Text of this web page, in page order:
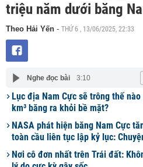
triệu năm dưới băng
Theo Hải Yến - THỨ 6 , 13/06/2025, 22:33
Nghe đọc bài 3:10
Lục địa Nam Cực sẽ trông thế
km³ băng ra khỏi bề mặt?
NASA phát hiện băng Nam Cực
toàn cầu liên tục lập kỷ lục:
Nơi cô đơn nhất trên Trái đất: